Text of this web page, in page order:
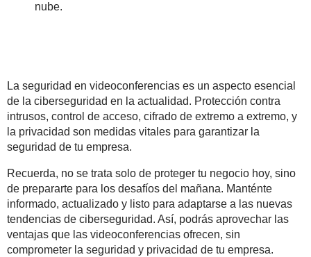
nube.
La seguridad en videoconferencias es un aspecto esencial
de la ciberseguridad en la actualidad. Protección contra
intrusos, control de acceso, cifrado de extremo a extremo, y
la privacidad son medidas vitales para garantizar la
seguridad de tu empresa.
Recuerda, no se trata solo de proteger tu negocio hoy, sino
de prepararte para los desafíos del mañana. Manténte
informado, actualizado y listo para adaptarse a las nuevas
tendencias de ciberseguridad. Así, podrás aprovechar las
ventajas que las videoconferencias ofrecen, sin
comprometer la seguridad y privacidad de tu empresa.